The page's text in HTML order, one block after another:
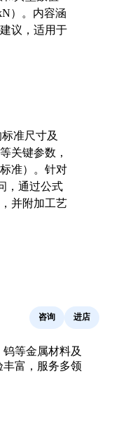
）。内容涵
议，适用于
准尺寸及
关键参数，
准）。针对
，通过公式
并附加工艺
咨询 进店
等金属材料及
丰富，服务多领